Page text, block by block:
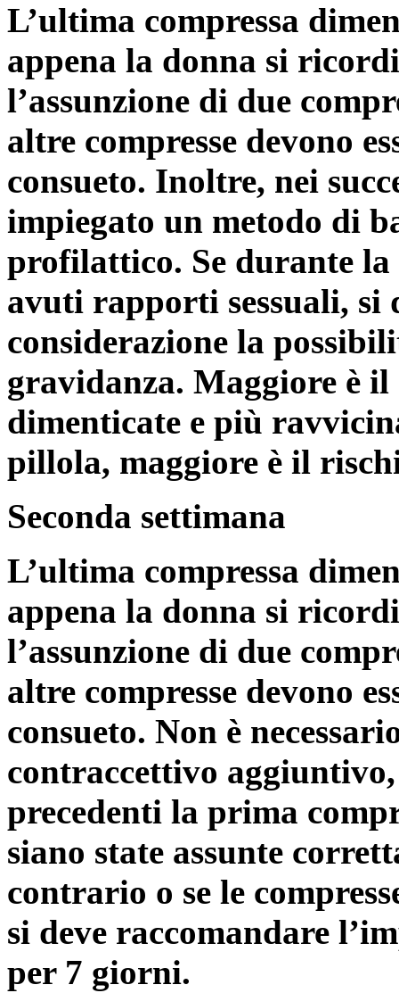
L’ultima compressa
appena la donna si
l’assunzione di due
altre compresse devono
consueto. Inoltre, nei
impiegato un metodo di
profilattico. Se durante la
avuti rapporti sessuali, si
considerazione la
gravidanza. Maggiore è il
dimenticate e più
pillola, maggiore è il
Seconda settimana
L’ultima compressa
appena la donna si
l’assunzione di due
altre compresse devono
consueto. Non è
contraccettivo
precedenti la prima
siano state assunte
contrario o se le
si deve raccomandare
per 7 giorni.